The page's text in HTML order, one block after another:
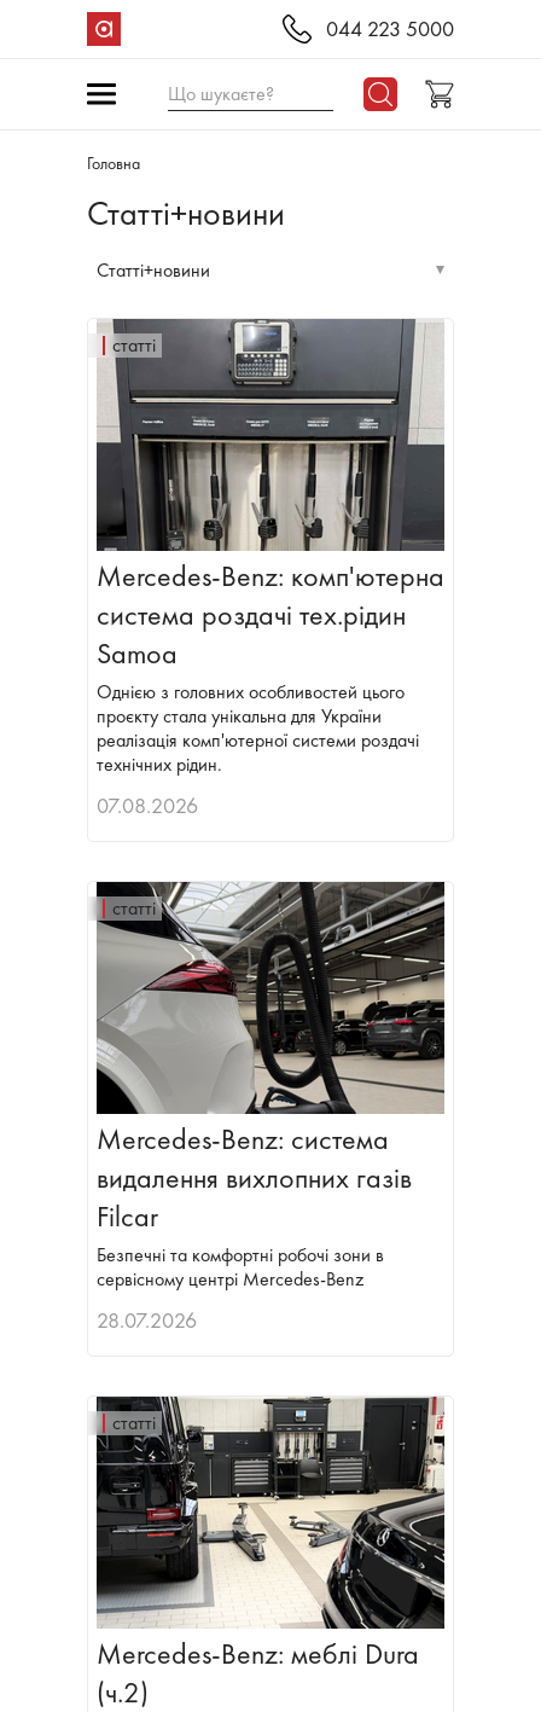
044 223 5000
Що шукаєте?
Головна
Статті+новини
Статті+новини
статті
Mercedes-Benz: комп'ютерна
система роздачі тех.рідин
Samoa
Однією з головних особливостей цього
проєкту стала унікальна для України
реалізація комп'ютерної системи роздачі
технічних рідин.
07.08.2026
статті
Mercedes-Benz: система
видалення вихлопних газів
Filcar
Безпечні та комфортні робочі зони в
сервісному центрі Mercedes-Benz
28.07.2026
статті
Mercedes-Benz: меблі Dura
(ч.2)